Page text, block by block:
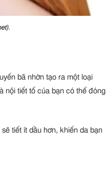
bã nhờn tạo ra một loại
nội tiết tố của bạn có thể đóng
tiết ít dầu hơn, khiến da bạn